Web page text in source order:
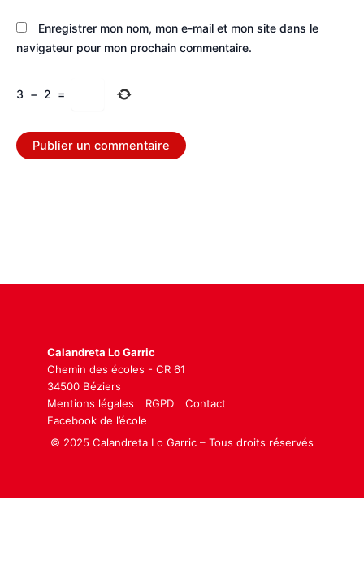
Enregistrer mon nom, mon e-mail et mon site dans le
navigateur pour mon prochain commentaire.
3 − 2 =
Calandreta Lo Garric
Chemin des écoles - CR 61
34500 Béziers
Mentions légales
RGPD
Contact
Facebook de l’école
© 2025 Calandreta Lo Garric – Tous droits réservés